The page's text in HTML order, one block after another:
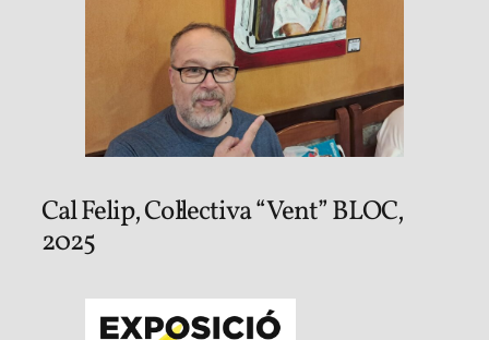
Cal Felip, Col·lectiva “Vent” BLOC,
2025